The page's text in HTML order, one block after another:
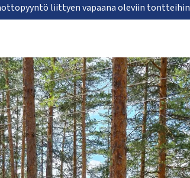
liittyen vapaana oleviin tontteihin